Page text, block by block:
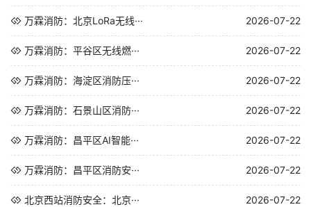
万霖消防：北京LoRa无线··· 2026-07-22
万霖消防：平谷区无线燃··· 2026-07-22
万霖消防：海淀区消防压··· 2026-07-22
万霖消防：石景山区消防··· 2026-07-22
万霖消防：昌平区AI智能··· 2026-07-22
万霖消防：昌平区消防安··· 2026-07-22
北京西站消防安全：北京··· 2026-07-22